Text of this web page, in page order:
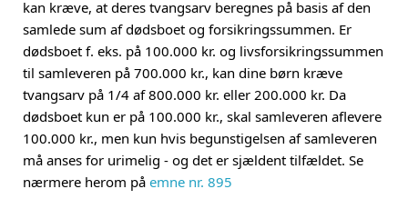
kan kræve, at deres tvangsarv beregnes på basis af den
samlede sum af dødsboet og forsikringssummen. Er
dødsboet f. eks. på 100.000 kr. og livsforsikringssummen
til samleveren på 700.000 kr., kan dine børn kræve
tvangsarv på 1/4 af 800.000 kr. eller 200.000 kr. Da
dødsboet kun er på 100.000 kr., skal samleveren aflevere
100.000 kr., men kun hvis begunstigelsen af samleveren
må anses for urimelig - og det er sjældent tilfældet. Se
nærmere herom på emne nr. 895